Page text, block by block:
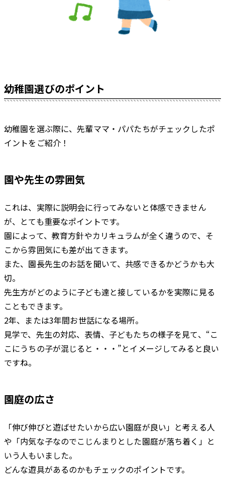
幼稚園選びのポイント
幼稚園を選ぶ際に、先輩ママ・パパたちがチェックしたポ
イントをご紹介！
園や先生の雰囲気
これは、実際に説明会に行ってみないと体感できません
が、とても重要なポイントです。
園によって、教育方針やカリキュラムが全く違うので、そ
こから雰囲気にも差が出てきます。
また、園長先生のお話を聞いて、共感できるかどうかも大
切。
先生方がどのように子ども達と接しているかを実際に見る
こともできます。
2年、または3年間お世話になる場所。
見学で、先生の対応、表情、子どもたちの様子を見て、“こ
こにうちの子が混じると・・・”とイメージしてみると良い
ですね。
園庭の広さ
「伸び伸びと遊ばせたいから広い園庭が良い」と考える人
や「内気な子なのでこじんまりとした園庭が落ち着く」と
いう人もいました。
どんな遊具があるのかもチェックのポイントです。